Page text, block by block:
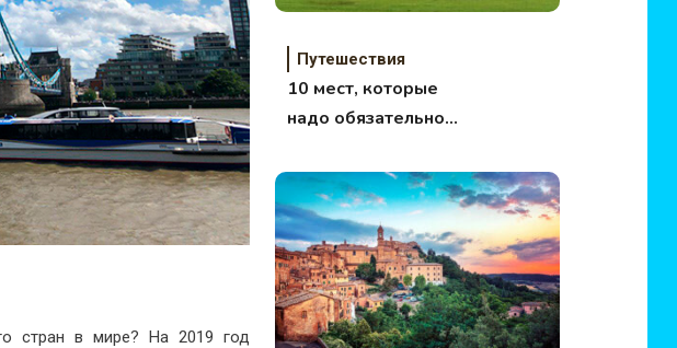
стран в мире? На 2019 год
Путешествия
10 мест, которые
надо обязательно